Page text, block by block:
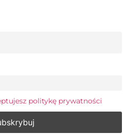
politykę prywatności